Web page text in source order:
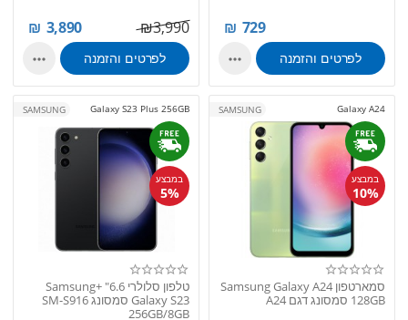
729
₪
לפרטים והזמנה 
3,990
₪
3,890
₪
לפרטים והזמנה 
Galaxy A24
במבצע
10%
SAMSUNG
סמארטפון Samsung Galaxy A24
128GB סמסונג דגם A24
Galaxy S23 Plus 256GB
במבצע
5%
SAMSUNG
טלפון סלולרי 6.6" +Samsung
Galaxy S23 סמסונג SM-S916
256GB/8GB